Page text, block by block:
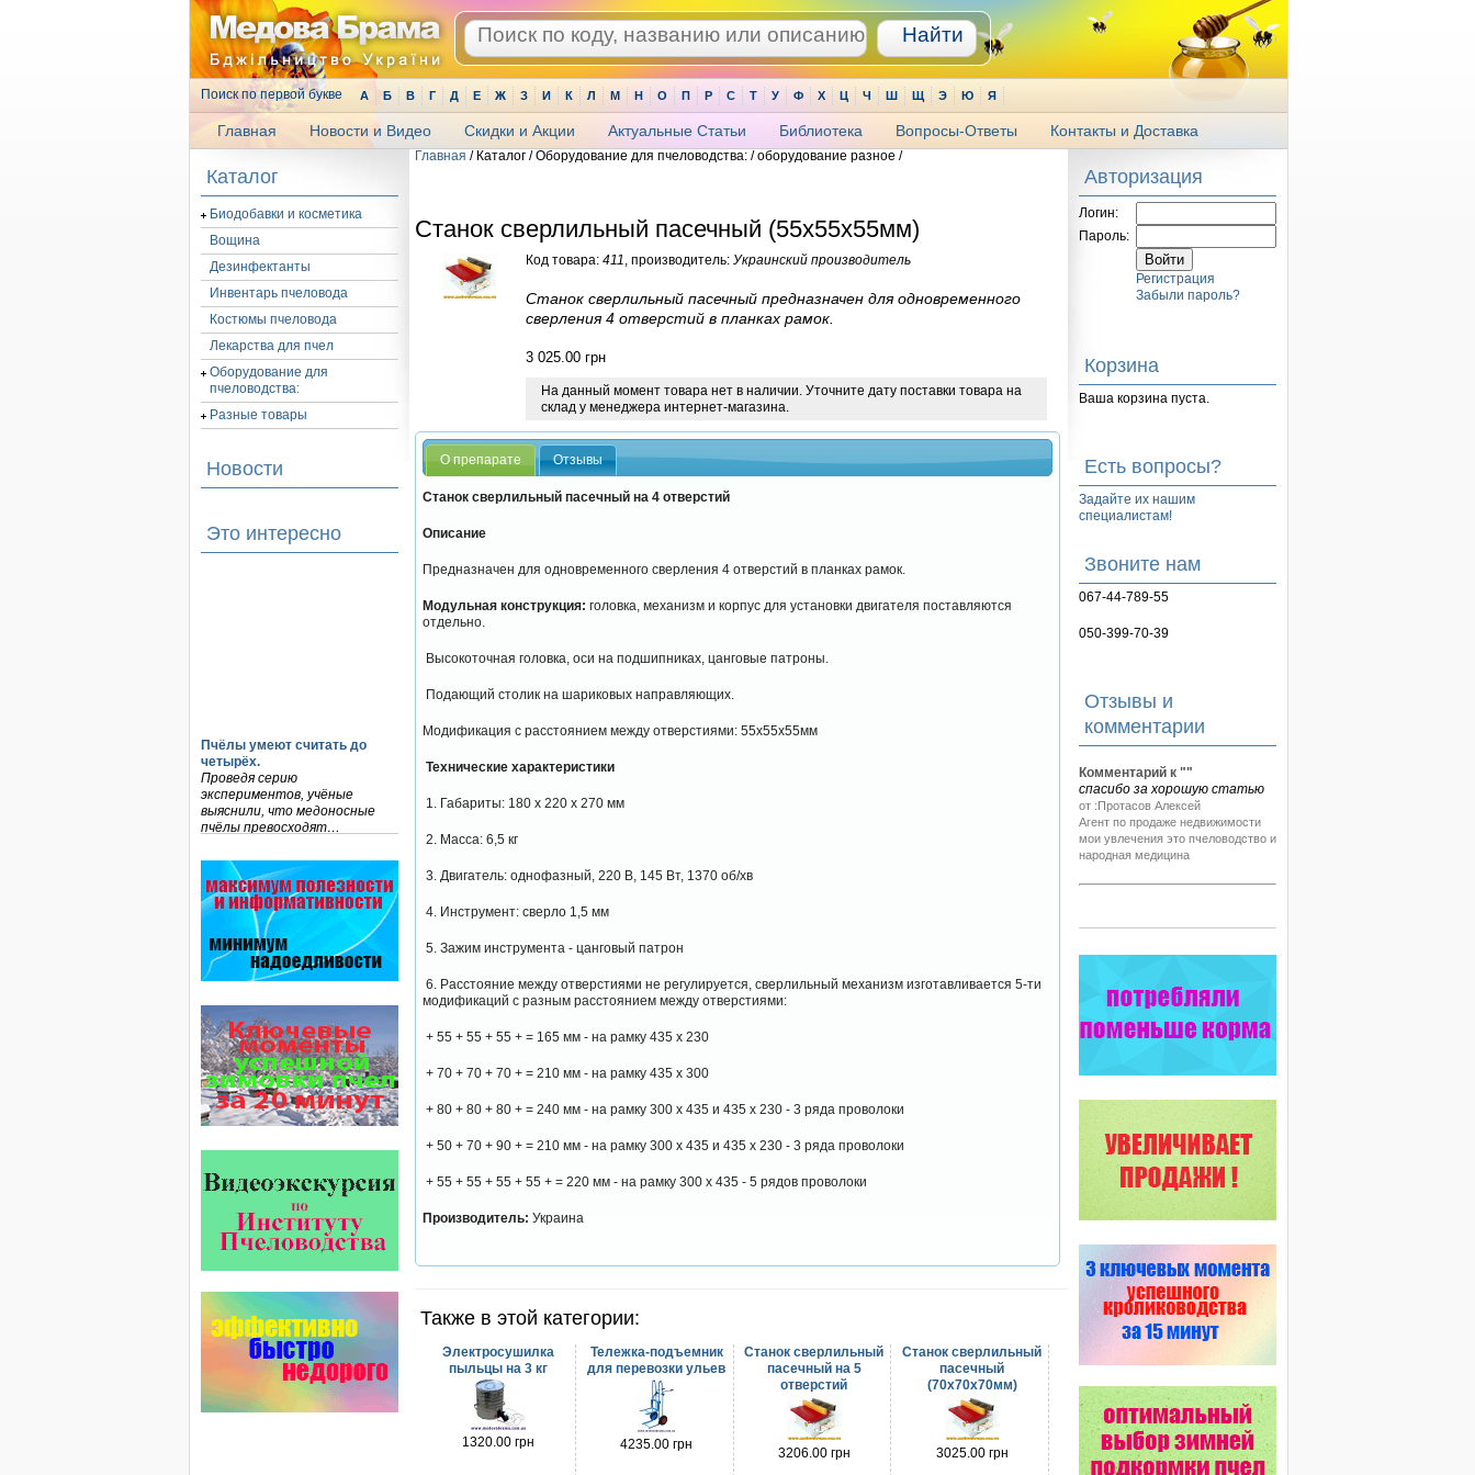
Поиск по первой букве А Б В Г Д Е Ж З И К Л М Н О П Р С Т У Ф Х Ц Ч Ш Щ Э Ю Я
Главная Новости и Видео Скидки и Акции Актуальные Статьи Библиотека Вопросы-Ответы Контакты и Доставка
Каталог
Биодобавки и косметика
Вощина
Дезинфектанты
Инвентарь пчеловода
Костюмы пчеловода
Лекарства для пчел
Оборудование для
пчеловодства:
Разные товары
Новости
Это интересно
Пчёлы умеют считать до
четырёх.
Проведя серию
экспериментов, учёные
выяснили, что медоносные
пчёлы превосходят…
Варроадез - это лучшее
современное средство
для лечения варроатоза и
действует на два вида
клеща…
Препараты для лечения пчел
ЗАО АГРОБИОПРОМ
показатели сохранности
пчел и рентабельность
пасеки.
На рынке, где есть Варроадез
очень сложно приходится
конкурентным препаратам
- они просто не выдерживают
Препараты для лечения пчел
ЗАО АГРОБИОПРОМ
- это и высокая
эффективность, и безупречно
стабильные качество…
звено в системе
комплексного оздоровления
от болезней пчел и
повышения рентабельности
Апидез, Варроадез, Амипол-Т,
Апирой, Апистоп, Бипин-Т,
Полисан и Гармония…
Главная / Каталог / Оборудование для пчеловодства: / оборудование разное /
Станок сверлильный пасечный (55х55х55мм)
Код товара: 411 , производитель: Украинский производитель
Станок сверлильный пасечный предназначен для одновременного
сверления 4 отверстий в планках рамок.
3 025.00 грн
На данный момент товара нет в наличии. Уточните дату поставки товара на
склад у менеджера интернет-магазина.
О препарате Отзывы
Станок сверлильный пасечный на 4 отверстий
Описание
Предназначен для одновременного сверления 4 отверстий в планках рамок.
Модульная конструкция: головка, механизм и корпус для установки двигателя поставляются
отдельно.
Высокоточная головка, оси на подшипниках, цанговые патроны.
Подающий столик на шариковых направляющих.
Модификация с расстоянием между отверстиями: 55х55х55мм
Технические характеристики
1. Габариты: 180 х 220 х 270 мм
2. Масса: 6,5 кг
3. Двигатель: однофазный, 220 В, 145 Вт, 1370 об/хв
4. Инструмент: сверло 1,5 мм
5. Зажим инструмента - цанговый патрон
6. Расстояние между отверстиями не регулируется, сверлильный механизм изготавливается 5-ти
модификаций с разным расстоянием между отверстиями:
+ 55 + 55 + 55 + = 165 мм - на рамку 435 х 230
+ 70 + 70 + 70 + = 210 мм - на рамку 435 х 300
+ 80 + 80 + 80 + = 240 мм - на рамку 300 х 435 и 435 х 230 - 3 ряда проволоки
+ 50 + 70 + 90 + = 210 мм - на рамку 300 х 435 и 435 х 230 - 3 ряда проволоки
+ 55 + 55 + 55 + 55 + = 220 мм - на рамку 300 х 435 - 5 рядов проволоки
Производитель: Украина
Также в этой категории:
Электросушилка
пыльцы на 3 кг
1320.00 грн
Тележка-подъемник
для перевозки ульев
4235.00 грн
Станок сверлильный
пасечный на 5
отверстий
3206.00 грн
Станок сверлильный
пасечный
(70х70х70мм)
3025.00 грн
Авторизация
Логин:
Пароль:
Регистрация
Забыли пароль?
Корзина
Ваша корзина пуста.
Есть вопросы?
Задайте их нашим
специалистам!
Звоните нам
067-44-789-55
050-399-70-39
Отзывы и
комментарии
Комментарий к ""
спасибо за хорошую статью
от :Протасов Алексей
Агент по продаже недвижимости
мои увлечения это пчеловодство и
народная медицина